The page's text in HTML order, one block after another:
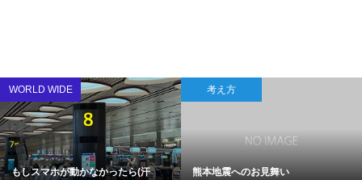
WORLD WIDE
もしスマホが動かなかったら(汗
考え方
熊本地震へのお見舞い